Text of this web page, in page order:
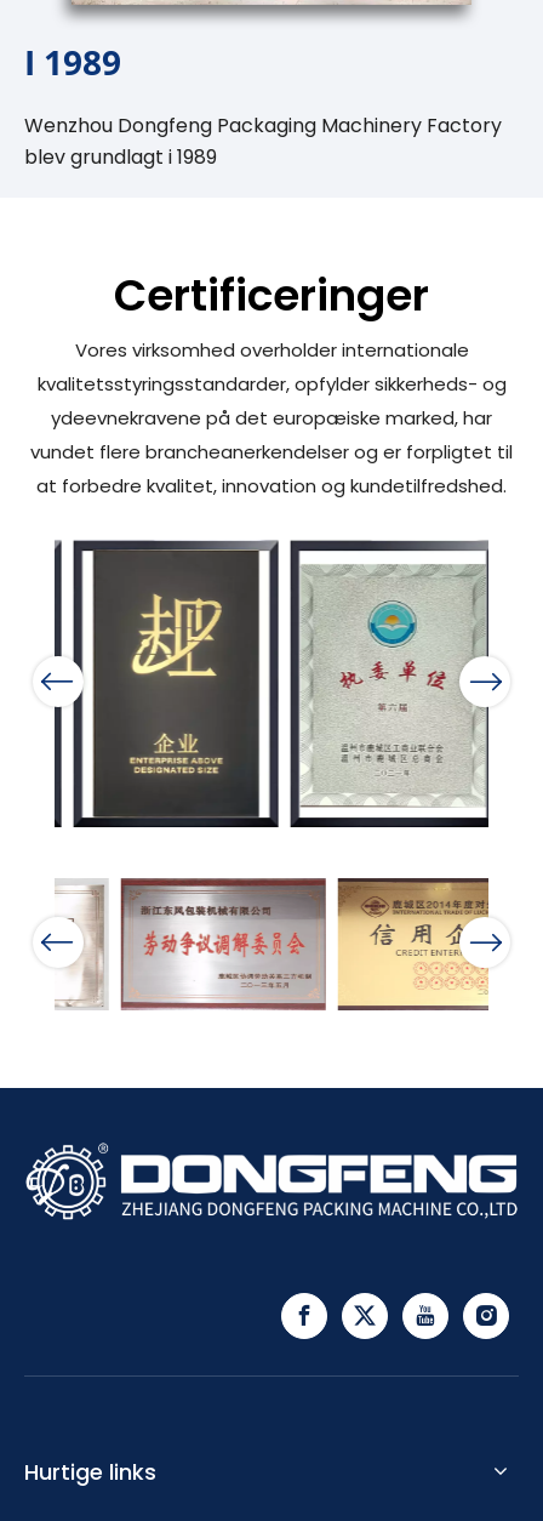
I 1989
Wenzhou Dongfeng Packaging Machinery Factory
blev grundlagt i 1989
Certificeringer
Vores virksomhed overholder internationale
kvalitetsstyringsstandarder, opfylder sikkerheds- og
ydeevnekravene på det europæiske marked, har
vundet flere brancheanerkendelser og er forpligtet til
at forbedre kvalitet, innovation og kundetilfredshed.
Previous Next
Previous Next
Hurtige links